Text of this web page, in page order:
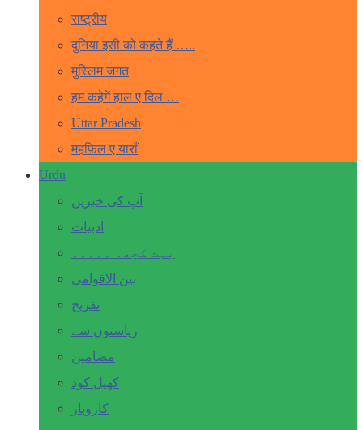
राष्ट्रीय
दुनिया इसी को कहते हैं …..
मुस्लिम जगत
हम कहेगें हाल ए दिल …
Uttar Pradesh
महफ़िल ए याराँ
Urdu
آپ کی خبریں
ادبیات
بہت کچھ۔ ۔۔۔۔۔
بین الاقوامی
تفریح
ریاستوں سے
مضامین
کھیل کود
کاروبار